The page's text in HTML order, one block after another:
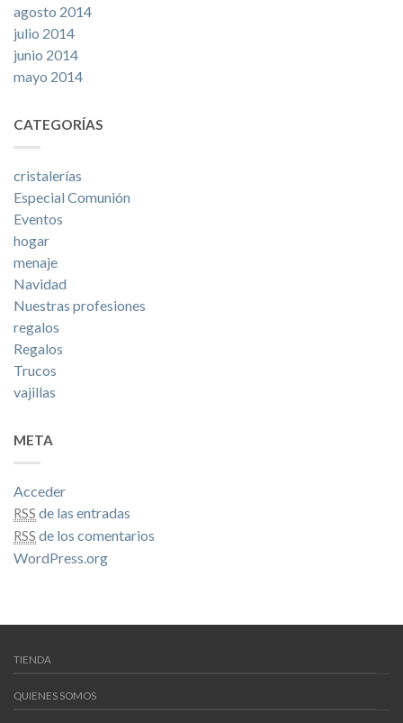
agosto 2014
julio 2014
junio 2014
mayo 2014
CATEGORÍAS
cristalerías
Especial Comunión
Eventos
hogar
menaje
Navidad
Nuestras profesiones
regalos
Regalos
Trucos
vajillas
META
Acceder
RSS de las entradas
RSS de los comentarios
WordPress.org
TIENDA
QUIENES SOMOS